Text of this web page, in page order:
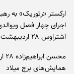
ارکستر «رتوریک» به
اجرای چهار فصل
اشتراوس ۲۸ اردیبهشت ساعت ۲۱:۳۰ در تالار وحدت
همایش‌های برج میلاد